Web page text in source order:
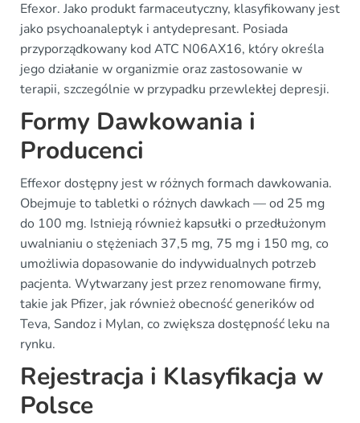
Efexor. Jako produkt farmaceutyczny, klasyfikowany jest
jako psychoanaleptyk i antydepresant. Posiada
przyporządkowany kod ATC N06AX16, który określa
jego działanie w organizmie oraz zastosowanie w
terapii, szczególnie w przypadku przewlekłej depresji.
Formy Dawkowania i
Producenci
Effexor dostępny jest w różnych formach dawkowania.
Obejmuje to tabletki o różnych dawkach — od 25 mg
do 100 mg. Istnieją również kapsułki o przedłużonym
uwalnianiu o stężeniach 37,5 mg, 75 mg i 150 mg, co
umożliwia dopasowanie do indywidualnych potrzeb
pacjenta. Wytwarzany jest przez renomowane firmy,
takie jak Pfizer, jak również obecność generików od
Teva, Sandoz i Mylan, co zwiększa dostępność leku na
rynku.
Rejestracja i Klasyfikacja w
Polsce